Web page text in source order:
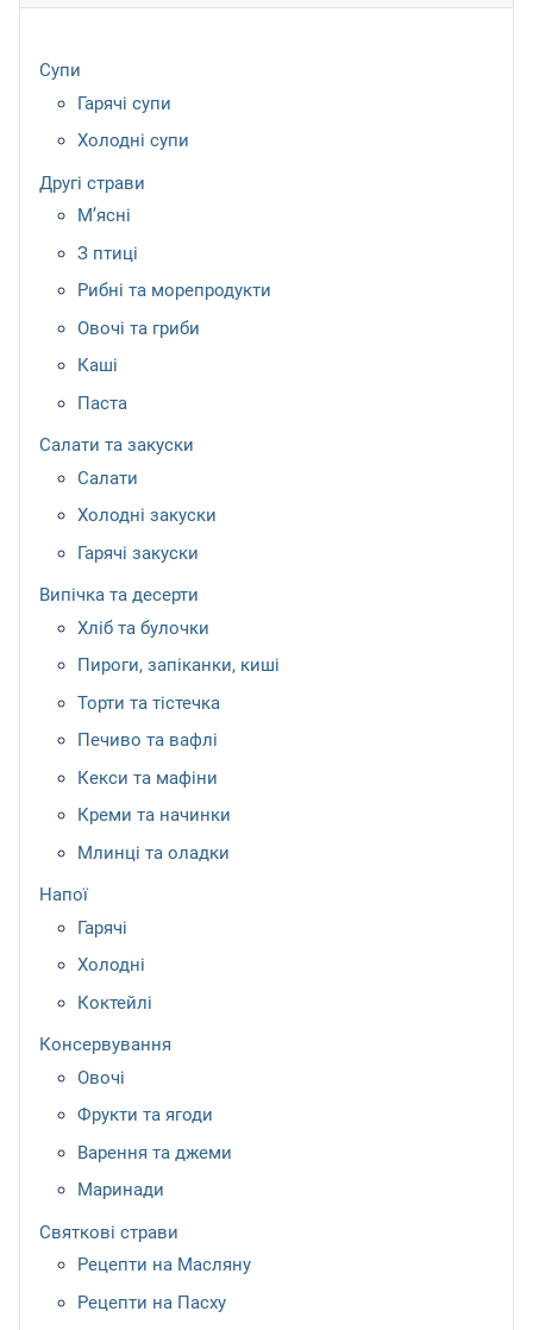
Супи
Гарячі супи
Холодні супи
Другі страви
М’ясні
З птиці
Рибні та морепродукти
Овочі та гриби
Каші
Паста
Салати та закуски
Салати
Холодні закуски
Гарячі закуски
Випічка та десерти
Хліб та булочки
Пироги, запіканки, киші
Торти та тістечка
Печиво та вафлі
Кекси та мафіни
Креми та начинки
Млинці та оладки
Напої
Гарячі
Холодні
Коктейлі
Консервування
Овочі
Фрукти та ягоди
Варення та джеми
Маринади
Святкові страви
Рецепти на Масляну
Рецепти на Пасху